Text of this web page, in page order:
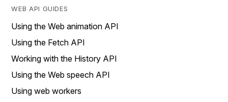
WEB API GUIDES
Using the Web animation API
Using the Fetch API
Working with the History API
Using the Web speech API
Using web workers